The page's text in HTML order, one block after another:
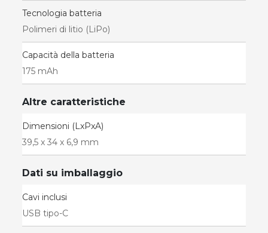
Tecnologia batteria
Polimeri di litio (LiPo)
Capacità della batteria
175 mAh
Altre caratteristiche
Dimensioni (LxPxA)
39,5 x 34 x 6,9 mm
Dati su imballaggio
Cavi inclusi
USB tipo-C